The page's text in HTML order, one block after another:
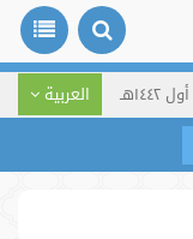
العربية